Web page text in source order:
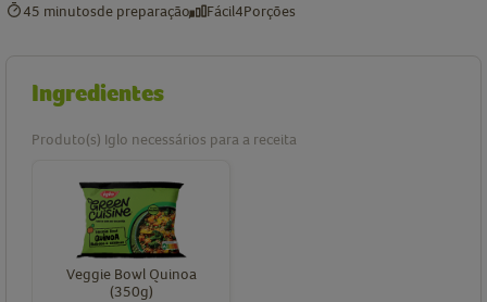
45 minutosde preparação Fácil4Porções
Ingredientes
Produto(s) Iglo necessários para a receita
Veggie Bowl Quinoa
(350g)